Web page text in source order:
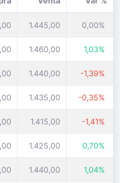
1.445,00 0,00%
1.460,00 1,03%
1.440,00 -1,39%
1.435,00 -0,35%
1.415,00 -1,41%
1.425,00 0,70%
1.440,00 1,04%